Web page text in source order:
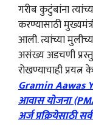
गरीब कुटुंबांना
करण्यासाठी
आली. त्यांच्या
असंख्य अडचणी
रोखण्याचाही
Gramin Aawas
आवास योजना
अर्ज प्रक्रियेसाठी